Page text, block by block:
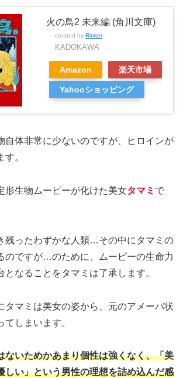
火の鳥2 未来編 (角川文庫)
created by Rinker
KADOKAWA
Amazon 楽天市場
Yahooショッピング
自体非常に少ないのですが、ヒロインが
。
形生物ムーピーが化けた美女タマミ で
残ったわずかな人類…その中にタマミの
のですが…のために、ムーピーの生命力
となることをタマミは了承します。
タマミは美女の姿から、元のアメーバ状
しまいます。
ないためかあまり個性は強くなく、「美
しい」という男性の理想を詰め込んだ感